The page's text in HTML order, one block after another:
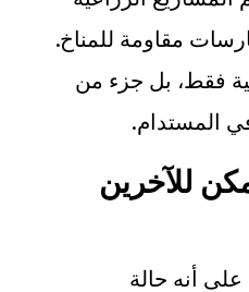
مقاومة للمناخ.
فقط، بل جزء من
المستدام.
للآخرين
أنه حالة